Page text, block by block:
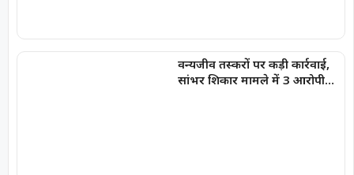
वन्यजीव तस्करों पर कड़ी कार्रवाई,
सांभर शिकार मामले में 3 आरोपी